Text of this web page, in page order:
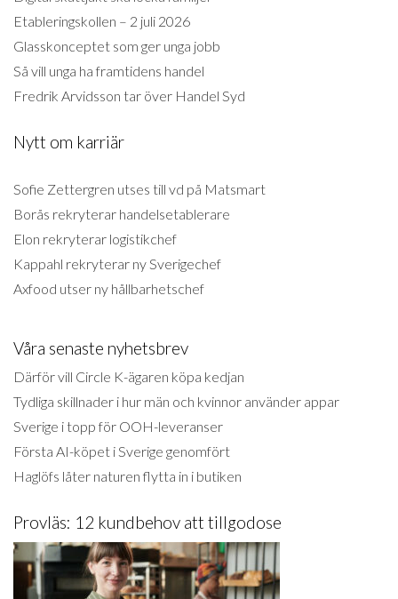
Etableringskollen – 2 juli 2026
Glasskonceptet som ger unga jobb
Så vill unga ha framtidens handel
Fredrik Arvidsson tar över Handel Syd
Nytt om karriär
Sofie Zettergren utses till vd på Matsmart
Borås rekryterar handelsetablerare
Elon rekryterar logistikchef
Kappahl rekryterar ny Sverigechef
Axfood utser ny hållbarhetschef
Våra senaste nyhetsbrev
Därför vill Circle K-ägaren köpa kedjan
Tydliga skillnader i hur män och kvinnor använder appar
Sverige i topp för OOH-leveranser
Första AI-köpet i Sverige genomfört
Haglöfs låter naturen flytta in i butiken
Provläs: 12 kundbehov att tillgodose